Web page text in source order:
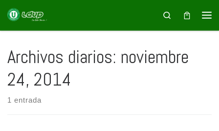
Saltar al contenido Search
Archivos diarios: noviembre
24, 2014
1 entrada